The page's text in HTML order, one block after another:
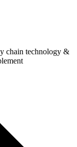
chain technology &